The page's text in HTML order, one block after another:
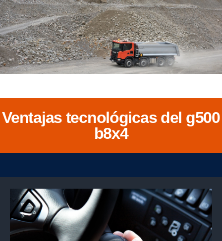
Ventajas tecnológicas del g500
b8x4